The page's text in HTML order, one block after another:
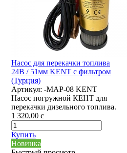
Насос для перекачки топлива
24В / 51мм KENT с фильтром
(Турция)
Артикул: -MAP-08 KENT
Насос погружной КЕНТ для
перекачки дизельного топлива.
1 320,00 c
Купить
Новинка